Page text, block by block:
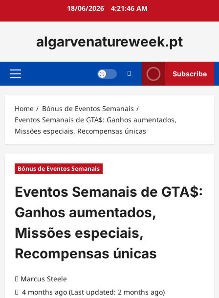
18/06/2026 4:21:47 AM
algarvenatureweek.pt
Primary
Subscribe
Home
Bónus de Eventos Semanais
Eventos Semanais de GTA$: Ganhos aumentados,
Missões especiais, Recompensas únicas
Bónus de Eventos Semanais
Eventos Semanais de GTA$:
Ganhos aumentados,
Missões especiais,
Recompensas únicas
Marcus Steele
4 months ago (Last updated: 2 months ago)